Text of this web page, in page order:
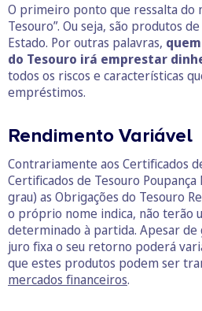
O primeiro ponto que ressalta do
Tesouro”. Ou seja, são produtos
Estado. Por outras palavras,
do Tesouro irá emprestar
todos os riscos e características
empréstimos.
Rendimento Variável
Contrariamente aos Certificados
Certificados de Tesouro
grau) as Obrigações do Tesouro
o próprio nome indica, não terão
determinado à partida. Apesar
juro fixa o seu retorno poderá
que estes produtos podem ser
mercados financeiros.